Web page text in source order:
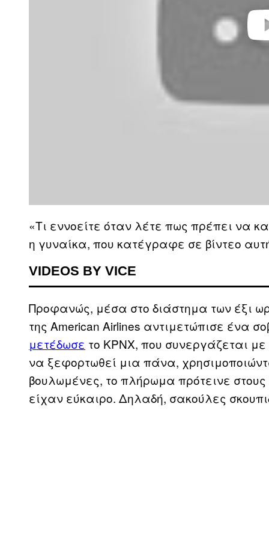
«Τι εννοείτε όταν λέτε πως πρέπει να
η γυναίκα, που κατέγραφε σε βίντεο
VIDEOS BY VICE
Προφανώς, μέσα στο διάστημα των έξι
της American Airlines αντιμετώπισε ένα
μετέδωσε το KPNX, που συνεργάζεται
να ξεφορτωθεί μια πάνα,
βουλωμένες, το πλήρωμα πρότεινε
είχαν εύκαιρο. Δηλαδή, σακούλες